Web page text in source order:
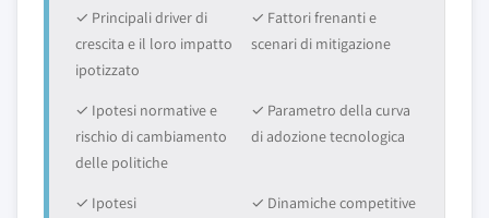
✓ Principali driver di
crescita e il loro impatto
ipotizzato
✓ Fattori frenanti e
scenari di mitigazione
✓ Ipotesi normative e
rischio di cambiamento
delle politiche
✓ Parametro della curva
di adozione tecnologica
✓ Ipotesi
✓ Dinamiche competitive